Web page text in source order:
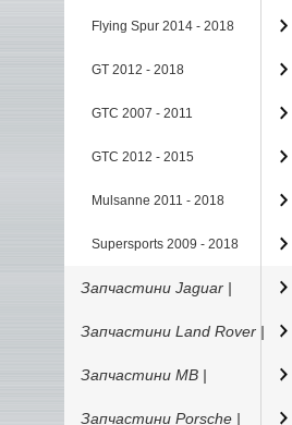
Flying Spur 2014 - 2018
GT 2012 - 2018
GTC 2007 - 2011
GTC 2012 - 2015
Mulsanne 2011 - 2018
Supersports 2009 - 2018
Запчастини Jaguar |
Запчастини Land Rover |
Запчастини MB |
Запчастини Porsche |